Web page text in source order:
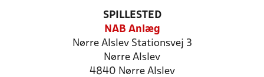
SPILLESTED
NAB Anlæg
Nørre Alslev Stationsvej 3
Nørre Alslev
4840 Nørre Alslev